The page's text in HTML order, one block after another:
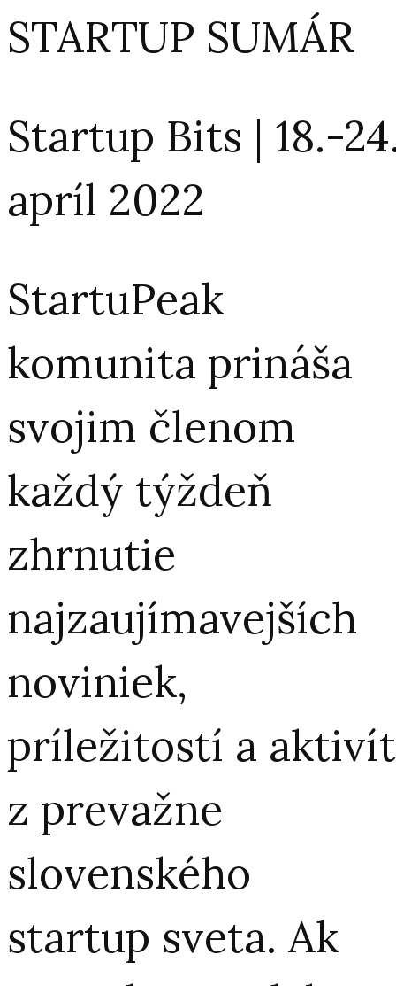
STARTUP SUMÁR
Startup Bits | 18.-
apríl 2022
StartuPeak
komunita prináša
svojim členom
každý týždeň
zhrnutie
najzaujímavejších
noviniek,
príležitostí a aktivít
z prevažne
slovenského
startup sveta. Ak